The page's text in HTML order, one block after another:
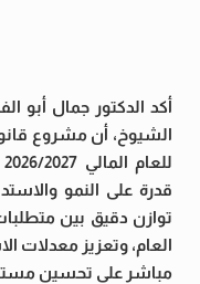
أكد الدكتور جمال أبو
الشيوخ، أن مشروع
قدرة على النمو
توازن دقيق بين
العام، وتعزيز معدلات
مباشر على تحسين